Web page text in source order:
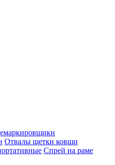
Отвалы щетки ковши
Спрей на раме